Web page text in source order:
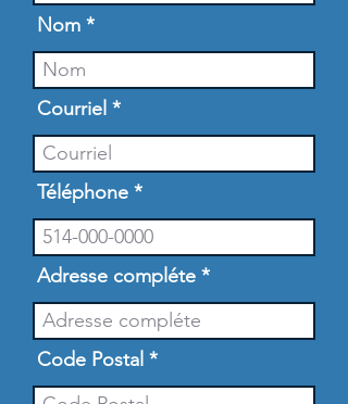
Nom
Courriel
Téléphone
Adresse compléte
Code Postal